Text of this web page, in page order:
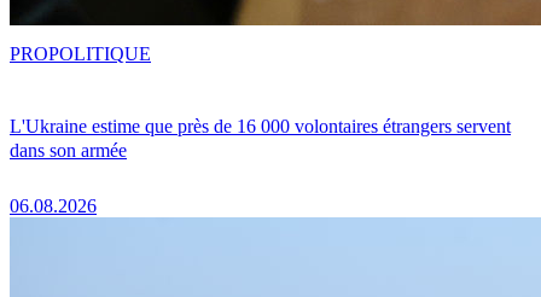
L'Ukraine estime que près de 16 000 volontaires étrangers servent
dans son armée
06.08.2026
PROPOLITIQUE